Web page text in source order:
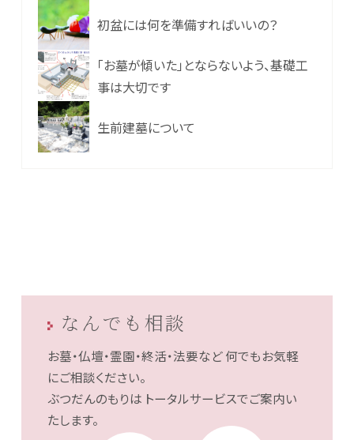
初盆には何を準備すればいいの？
「お墓が傾いた」とならないよう、基礎工
事は大切です
生前建墓について
なんでも相談
お墓・仏壇・霊園・終活・法要など何でもお気軽
にご相談ください。
ぶつだんのもりは トータルサービスでご案内い
たします。